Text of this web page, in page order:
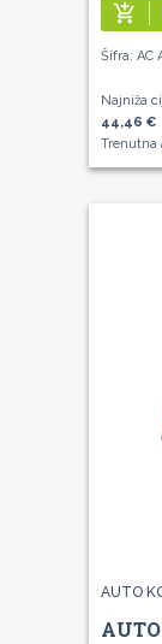
add_shopping_cart
Šifra: AC
Najniža
44,46 €
Trenutna
AUTO